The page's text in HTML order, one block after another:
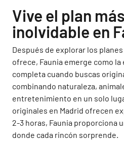
Vive el plan
inolvidable en
Después de explorar los
ofrece, Faunia emerge como la
completa cuando buscas
combinando naturaleza,
entretenimiento en un solo
originales en Madrid ofrecen
2-3 horas, Faunia proporciona
donde cada rincón sorprende.